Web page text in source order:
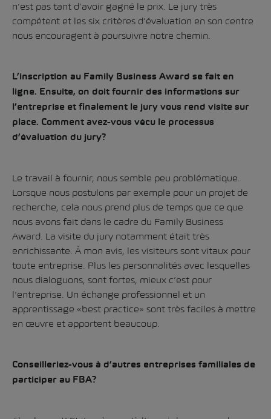
n’est pas tant d’avoir gagné le prix. Le jury très
compétent et les six critères d’évaluation en son centre
nous encouragent à poursuivre notre chemin.
L’inscription au Family Business Award se fait en
ligne. Ensuite, on doit fournir des informations sur
l’entreprise et finalement le jury vous rend visite sur
place. Comment avez-vous vécu le processus
d’évaluation du jury?
Le travail à fournir, nous semble peu problématique.
Lorsque nous postulons par exemple pour un projet de
recherche, cela nous prend plus de temps que ce que
nous avons fait dans le cadre du Family Business
Award. La visite du jury notamment était très
enrichissante. À mon avis, les visiteurs sont vitaux pour
toute entreprise. Plus les personnalités avec lesquelles
nous dialoguons, sont fortes, mieux c’est pour
l’entreprise. Un échange professionnel et un
apprentissage «best practice» sont très faciles à mettre
en œuvre et apportent beaucoup.
Conseilleriez-vous à d’autres entreprises familiales de
participer au FBA?